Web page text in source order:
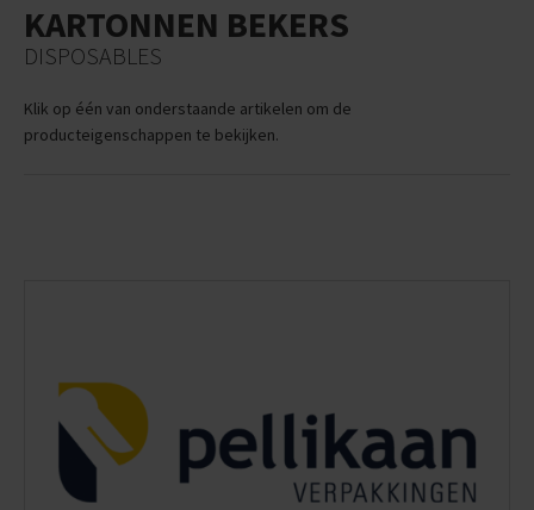
KARTONNEN BEKERS
DISPOSABLES
Klik op één van onderstaande artikelen om de
producteigenschappen te bekijken.